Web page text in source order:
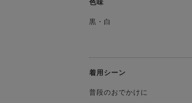
色味
黒・白
着用シーン
普段のおでかけに